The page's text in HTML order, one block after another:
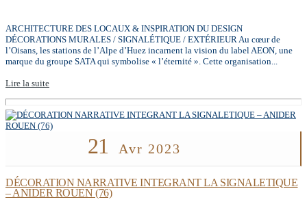
ARCHITECTURE DES LOCAUX & INSPIRATION DU DESIGN
DÉCORATIONS MURALES / SIGNALÉTIQUE / EXTÉRIEUR Au cœur de
l’Oisans, les stations de l’Alpe d’Huez incarnent la vision du label AEON, une
marque du groupe SATA qui symbolise « l’éternité ». Cette organisation...
Lire la suite
21 Avr 2023
DÉCORATION NARRATIVE INTEGRANT LA SIGNALETIQUE
– ANIDER ROUEN (76)